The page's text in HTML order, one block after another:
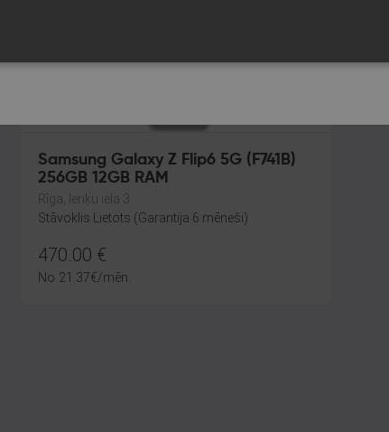
Samsung Galaxy Z Flip6 5G (F741B)
256GB 12GB RAM
Rīga, Ieriķu iela 3
Stāvoklis Lietots (Garantija 6 mēneši)
470.00 €
No 21.37€/mēn.